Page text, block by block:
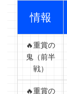
情報
🔥重賞の
鬼（前半
戦）
🔥重賞の